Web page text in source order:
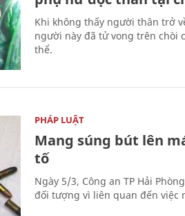
Khi không thấy người thân trở
người này đã tử vong trên chòi
thể.
PHÁP LUẬT
Mang súng bút lên
tố
Ngày 5/3, Công an TP Hải
đối tượng vì liên quan đến việc